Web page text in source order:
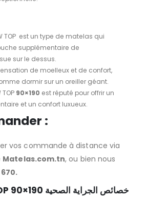
TOP est un type de matelas qui
supplémentaire de
sur le dessus.
de moelleux et de confort,
dormir sur un oreiller géant.
90×190 est réputé pour offrir un
et un confort luxueux.
:
vos commande à distance via
Matelas.com.tn, ou bien nous
670.
: PILLOW TOP 90×190 خصائص الجراية الصحية